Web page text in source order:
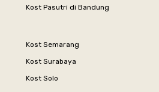
Kost Pasutri di Bandung
Kost Semarang
Kost Surabaya
Kost Solo